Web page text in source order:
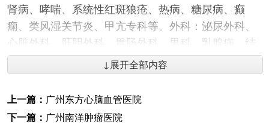
肾病、哮喘、系统性红斑狼疮、热病、糖尿病、癫
痫、类风湿关节炎、甲亢专科等。外科：泌尿外科、
心脏外科、肝胆外科、胃肠外科、男科、乳腺病、结
石、痛证专科等。妇科：月经病、不孕不育、胎动不
安、妇科肿瘤等。儿科：小儿多动症、肾病、哮喘病
专科等。骨伤科：股骨头坏死、退行性关节病、脊柱
病、颅脑病、运动损伤康复等专科。针灸科：老年性
痴呆、儿童弱智、肥胖症、中风偏瘫等专科。眼科：
↓展开全部内容
上一篇： 广州东方心脑血管医院
下一篇： 广州南洋肿瘤医院